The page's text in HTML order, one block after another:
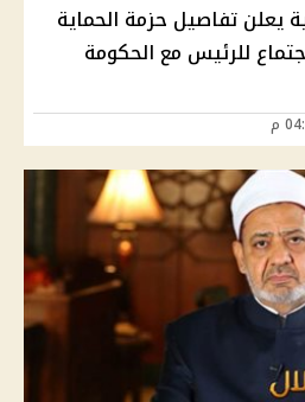
يعلن تفاصيل حزمة الحماية
2026 باول اجتماع للرئيس مع الحكومة